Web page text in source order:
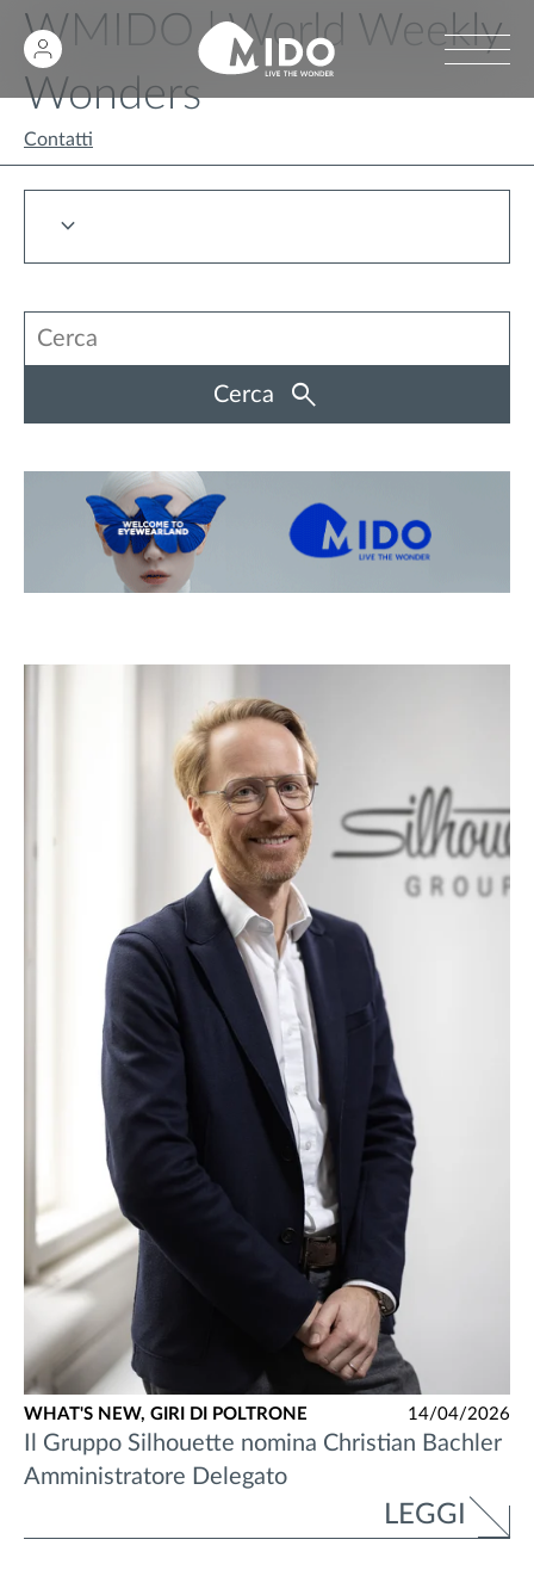
WMIDO | World Weekly
Wonders
Contatti
Cerca
WHAT'S NEW, GIRI DI POLTRONE 14/04/2026
Il Gruppo Silhouette nomina Christian Bachler
Amministratore Delegato
LEGGI